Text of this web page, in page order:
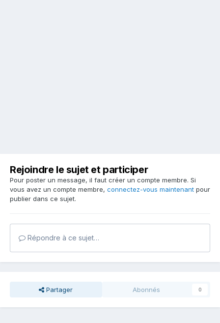
Rejoindre le sujet et participer
Pour poster un message, il faut créer un compte membre. Si
vous avez un compte membre, connectez-vous maintenant pour
publier dans ce sujet.
Répondre à ce sujet…
Partager Abonnés 0